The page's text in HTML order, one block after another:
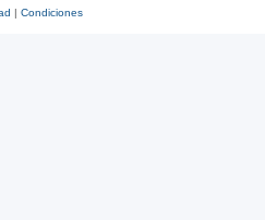
| Condiciones